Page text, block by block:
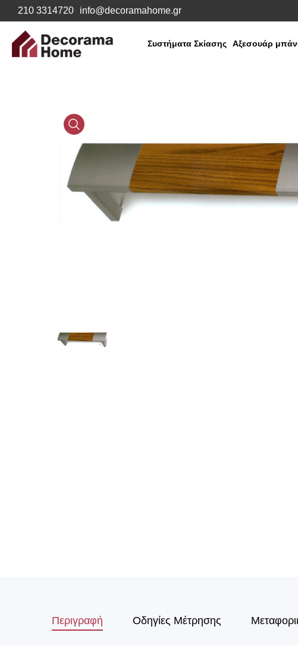
210 3314720 info@decoramahome.gr
Συστήματα Σκίασης Αξεσουάρ
Media
Gallery
Περιγραφή Οδηγίες Μέτρησης